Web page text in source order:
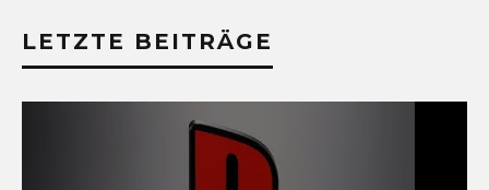
LETZTE BEITRÄGE